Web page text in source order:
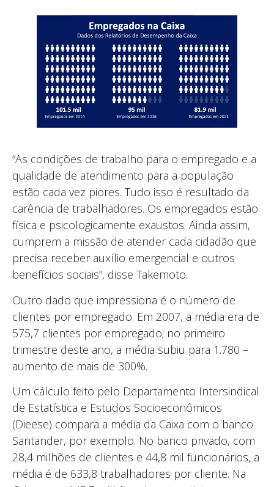
“As condições de trabalho para o empregado e a
qualidade de atendimento para a população
estão cada vez piores. Tudo isso é resultado da
carência de trabalhadores. Os empregados estão
física e psicologicamente exaustos. Ainda assim,
cumprem a missão de atender cada cidadão que
precisa receber auxílio emergencial e outros
benefícios sociais”, disse Takemoto.
Outro dado que impressiona é o número de
clientes por empregado. Em 2007, a média era de
575,7 clientes por empregado; no primeiro
trimestre deste ano, a média subiu para 1.780 –
aumento de mais de 300%.
Um cálculo feito pelo Departamento Intersindical
de Estatística e Estudos Socioeconômicos
(Dieese) compara a média da Caixa com o banco
Santander, por exemplo. No banco privado, com
28,4 milhões de clientes e 44,8 mil funcionários, a
média é de 633,8 trabalhadores por cliente. Na